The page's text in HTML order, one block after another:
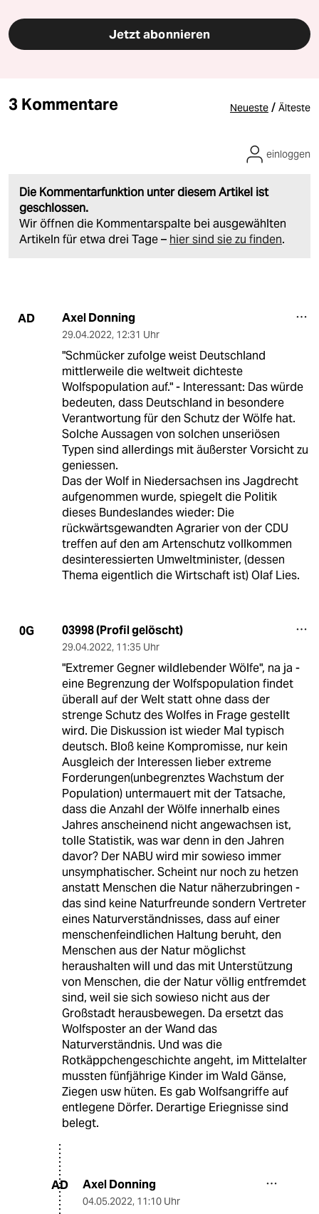
Jetzt abonnieren
3 Kommentare Neueste / Älteste
Die Kommentarfunktion unter diesem Artikel ist
geschlossen.
Wir öffnen die Kommentarspalte bei ausgewählten
Artikeln für etwa drei Tage – hier sind sie zu finden.
einloggen
AD Axel Donning
29.04.2022, 12:31 Uhr
"Schmücker zufolge weist Deutschland
mittlerweile die weltweit dichteste
Wolfspopulation auf." - Interessant: Das würde
bedeuten, dass Deutschland in besondere
Verantwortung für den Schutz der Wölfe hat.
Solche Aussagen von solchen unseriösen
Typen sind allerdings mit äußerster Vorsicht zu
geniessen.
Das der Wolf in Niedersachsen ins Jagdrecht
aufgenommen wurde, spiegelt die Politik
dieses Bundeslandes wieder: Die
rückwärtsgewandten Agrarier von der CDU
treffen auf den am Artenschutz vollkommen
desinteressierten Umweltminister, (dessen
Thema eigentlich die Wirtschaft ist) Olaf Lies.
0G 03998 (Profil gelöscht)
29.04.2022, 11:35 Uhr
"Extremer Gegner wildlebender Wölfe", na ja -
eine Begrenzung der Wolfspopulation findet
überall auf der Welt statt ohne dass der
strenge Schutz des Wolfes in Frage gestellt
wird. Die Diskussion ist wieder Mal typisch
deutsch. Bloß keine Kompromisse, nur kein
Ausgleich der Interessen lieber extreme
Forderungen(unbegrenztes Wachstum der
Population) untermauert mit der Tatsache,
dass die Anzahl der Wölfe innerhalb eines
Jahres anscheinend nicht angewachsen ist,
tolle Statistik, was war denn in den Jahren
davor? Der NABU wird mir sowieso immer
unsymphatischer. Scheint nur noch zu hetzen
anstatt Menschen die Natur näherzubringen -
das sind keine Naturfreunde sondern Vertreter
eines Naturverständnisses, dass auf einer
menschenfeindlichen Haltung beruht, den
Menschen aus der Natur möglichst
heraushalten will und das mit Unterstützung
von Menschen, die der Natur völlig entfremdet
sind, weil sie sich sowieso nicht aus der
Großstadt herausbewegen. Da ersetzt das
Wolfsposter an der Wand das
Naturverständnis. Und was die
Rotkäppchengeschichte angeht, im Mittelalter
mussten fünfjährige Kinder im Wald Gänse,
Ziegen usw hüten. Es gab Wolfsangriffe auf
entlegene Dörfer. Derartige Eriegnisse sind
belegt.
AD Axel Donning
04.05.2022, 11:10 Uhr